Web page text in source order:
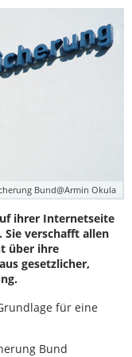
Bund@Armin Okula
ihrer Internetseite
verschafft allen
über ihre
gesetzlicher,
für eine
Bund